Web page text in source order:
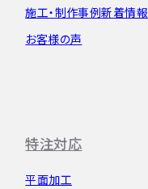
施工・制作事例
お客様の声
新着情報
特注対応
平面加工